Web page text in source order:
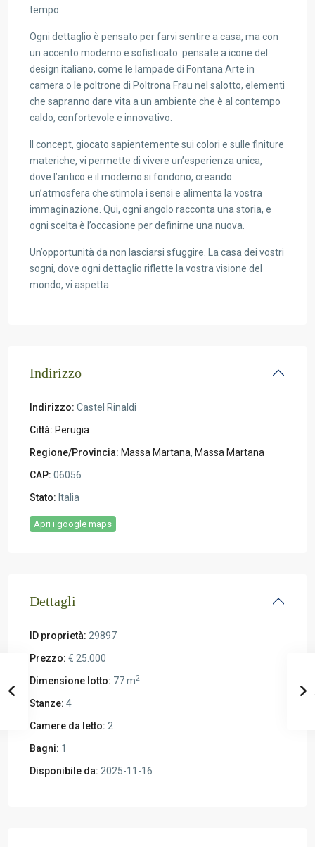
tempo.
Ogni dettaglio è pensato per farvi sentire a casa, ma con
un accento moderno e sofisticato: pensate a icone del
design italiano, come le lampade di Fontana Arte in
camera o le poltrone di Poltrona Frau nel salotto, elementi
che sapranno dare vita a un ambiente che è al contempo
caldo, confortevole e innovativo.
Il concept, giocato sapientemente sui colori e sulle finiture
materiche, vi permette di vivere un’esperienza unica,
dove l’antico e il moderno si fondono, creando
un’atmosfera che stimola i sensi e alimenta la vostra
immaginazione. Qui, ogni angolo racconta una storia, e
ogni scelta è l’occasione per definirne una nuova.
Un’opportunità da non lasciarsi sfuggire. La casa dei vostri
sogni, dove ogni dettaglio riflette la vostra visione del
mondo, vi aspetta.
Indirizzo
Indirizzo: Castel Rinaldi
Città: Perugia
Regione/Provincia: Massa Martana, Massa Martana
CAP: 06056
Stato: Italia
Apri i google maps
Dettagli
ID proprietà: 29897
Prezzo: € 25.000
Dimensione lotto: 77 m2
Stanze: 4
Camere da letto: 2
Bagni: 1
Disponibile da: 2025-11-16